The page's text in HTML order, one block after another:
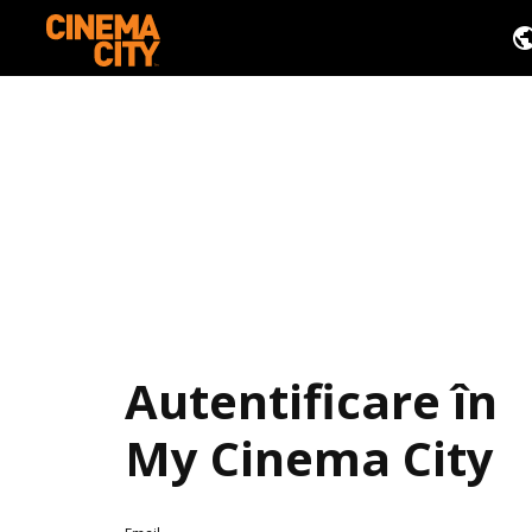
Autentificare în
My Cinema City